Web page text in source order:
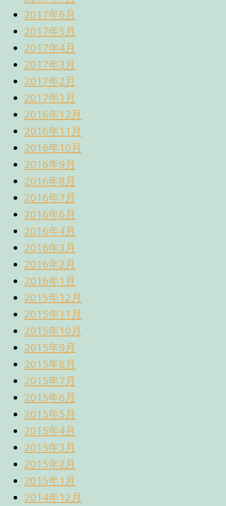
2017年6月
2017年5月
2017年4月
2017年3月
2017年2月
2017年1月
2016年12月
2016年11月
2016年10月
2016年9月
2016年8月
2016年7月
2016年6月
2016年4月
2016年3月
2016年2月
2016年1月
2015年12月
2015年11月
2015年10月
2015年9月
2015年8月
2015年7月
2015年6月
2015年5月
2015年4月
2015年3月
2015年2月
2015年1月
2014年12月